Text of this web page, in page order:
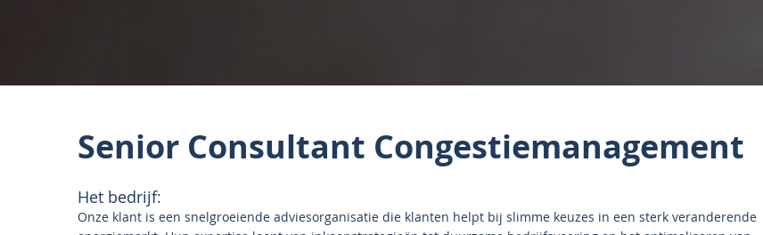
Senior Consultant Congestiemanagement
Het bedrijf:
Onze klant is een snelgroeiende adviesorganisatie die klanten helpt bij slimme keuzes in een sterk veranderende